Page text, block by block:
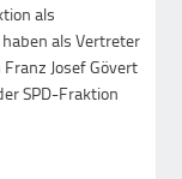
als
als Vertreter
Josef Gövert
SPD-Fraktion